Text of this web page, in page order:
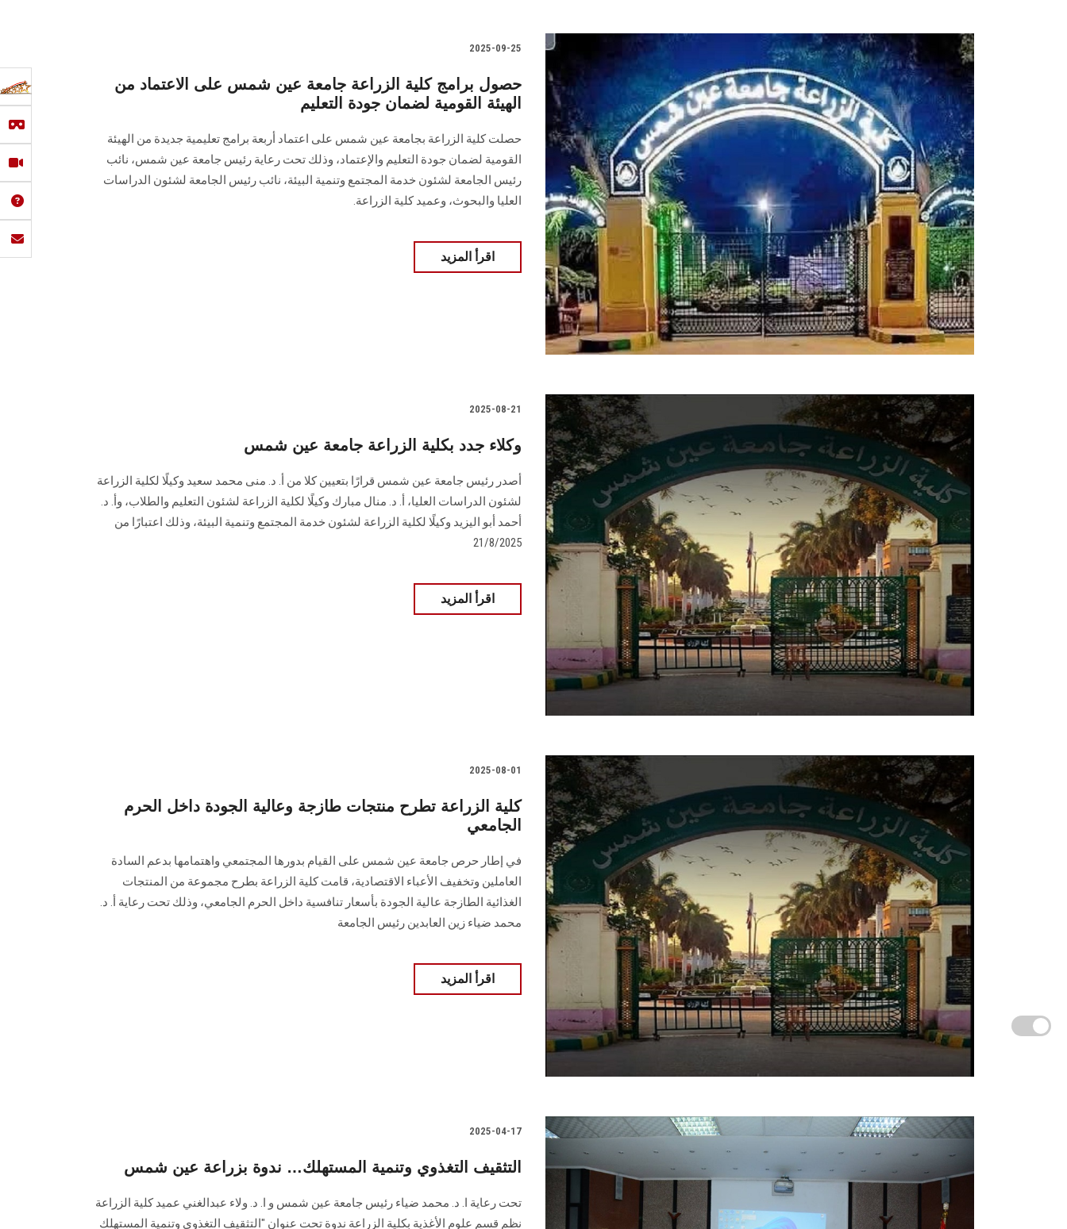
2025-09-25
حصول برامج كلية الزراعة جامعة عين شمس على الاعتماد من
الهيئة القومية لضمان جودة التعليم
حصلت كلية الزراعة بجامعة عين شمس على اعتماد أربعة برامج تعليمية جديدة من الهيئة
القومية لضمان جودة التعليم والإعتماد، وذلك تحت رعاية رئيس جامعة عين شمس، نائب
رئيس الجامعة لشئون خدمة المجتمع وتنمية البيئة، نائب رئيس الجامعة لشئون الدراسات
العليا والبحوث، وعميد كلية الزراعة.
اقرأ المزيد
2025-08-21
وكلاء جدد بكلية الزراعة جامعة عين شمس
أصدر رئيس جامعة عين شمس قرارًا بتعيين كلا من أ. د. منى محمد سعيد وكيلًا لكلية الزراعة
لشئون الدراسات العليا، أ. د. منال مبارك وكيلًا لكلية الزراعة لشئون التعليم والطلاب، وأ. د.
أحمد أبو اليزيد وكيلًا لكلية الزراعة لشئون خدمة المجتمع وتنمية البيئة، وذلك اعتبارًا من
21/8/2025
اقرأ المزيد
2025-08-01
كلية الزراعة تطرح منتجات طازجة وعالية الجودة داخل الحرم
الجامعي
في إطار حرص جامعة عين شمس على القيام بدورها المجتمعي واهتمامها بدعم السادة
العاملين وتخفيف الأعباء الاقتصادية، قامت كلية الزراعة بطرح مجموعة من المنتجات
الغذائية الطازجة عالية الجودة بأسعار تنافسية داخل الحرم الجامعي، وذلك تحت رعاية أ. د.
محمد ضياء زين العابدين رئيس الجامعة
اقرأ المزيد
2025-04-17
التثقيف التغذوي وتنمية المستهلك… ندوة بزراعة عين شمس
تحت رعاية ا. د. محمد ضياء رئيس جامعة عين شمس و ا. د. ولاء عبدالغني عميد كلية الزراعة
نظم قسم علوم الأغذية بكلية الزراعة ندوة تحت عنوان "التثقيف التغذوي وتنمية المستهلك